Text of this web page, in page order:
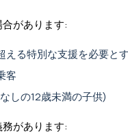
があります:
る特別な支援を必要と
客
しの12歳未満の子供)
があります: